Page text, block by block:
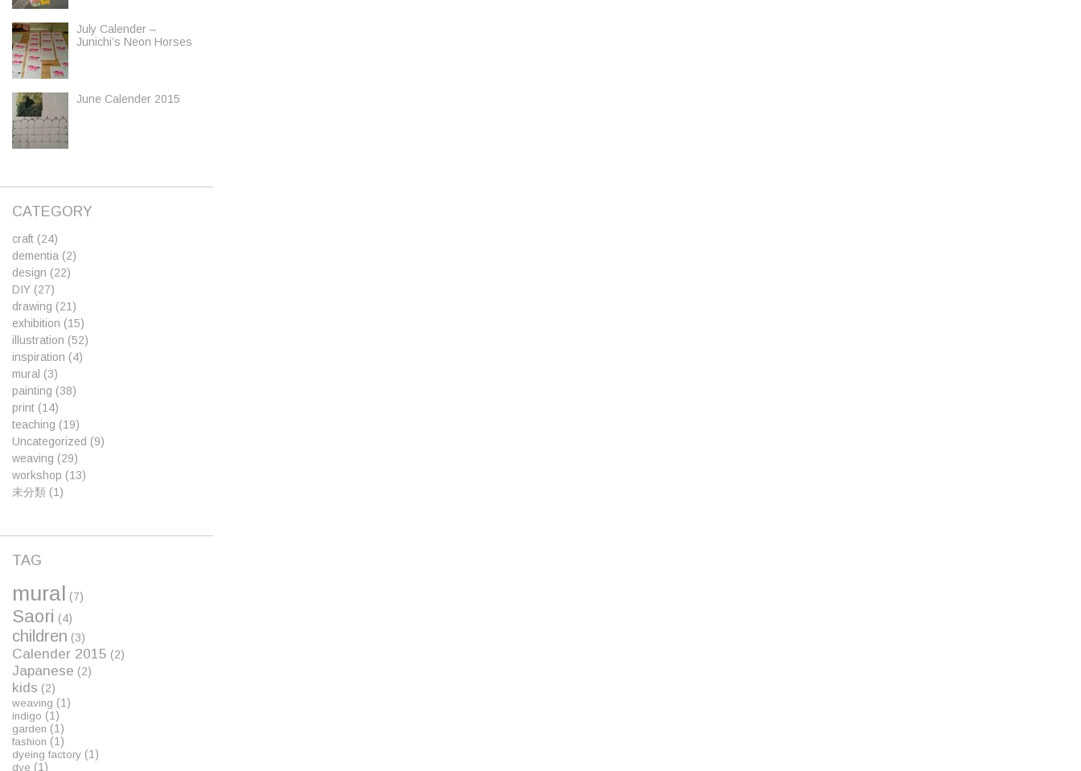
July Calender –
Junichi’s Neon Horses
June Calender 2015
CATEGORY
craft (24)
dementia (2)
design (22)
DIY (27)
drawing (21)
exhibition (15)
illustration (52)
inspiration (4)
mural (3)
painting (38)
print (14)
teaching (19)
Uncategorized (9)
weaving (29)
workshop (13)
未分類 (1)
TAG
mural (7)
Saori (4)
children (3)
Calender 2015 (2)
Japanese (2)
kids (2)
weaving (1)
indigo (1)
garden (1)
fashion (1)
dyeing factory (1)
dye (1)